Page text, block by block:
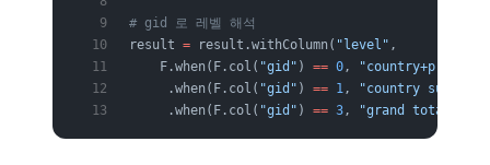
# gid 로 레벨 해석
result = result.withColumn( "level" ,
    F.when(F.col(
"gid" ) == 0, "country+product"
     .when(F.col(
"gid" ) == 1,
"country
     .when(F.col(
"gid" ) == 3, "grand total"